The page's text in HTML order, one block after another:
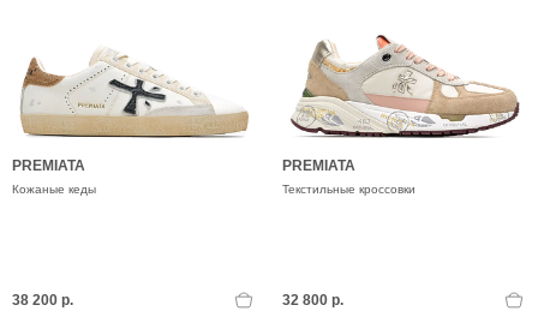
PREMIATA
Кожаные кеды
38 200 р.
PREMIATA
Текстильные кроссовки
32 800 р.